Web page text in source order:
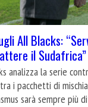
All Blacks:
il Sudafrica”
analizza la serie
i pacchetti di
sarà sempre più